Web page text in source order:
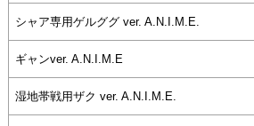
シャア専用ゲルググ ver. A.N.I.M.E.
ギャンver. A.N.I.M.E
湿地帯戦用ザク ver. A.N.I.M.E.